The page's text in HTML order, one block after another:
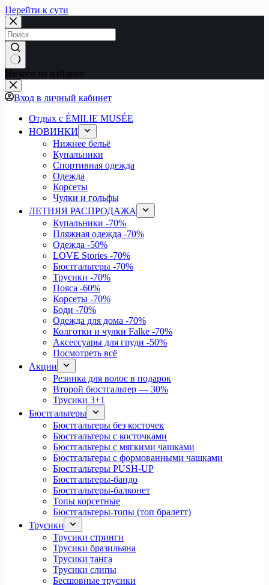
Перейти к сути
Ничего не найдено
Вход в личный кабинет
Отдых с ÉMILIE MUSÉE
НОВИНКИ
Нижнее бельё
Купальники
Спортивная одежда
Одежда
Корсеты
Чулки и гольфы
ЛЕТНЯЯ РАСПРОДАЖА
Купальники -70%
Пляжная одежда -70%
Одежда -50%
LOVE Stories -70%
Бюстгальтеры -70%
Трусики -70%
Пояса -60%
Корсеты -70%
Боди -70%
Одежда для дома -70%
Колготки и чулки Falke -70%
Аксессуары для груди -50%
Посмотреть всё
Акции
Резинка для волос в подарок
Второй бюстгальтер — 30%
Трусики 3+1
Бюстгальтеры
Бюстгальтеры без косточек
Бюстгальтеры с косточками
Бюстгальтеры с мягкими чашками
Бюстгальтеры с формованными чашками
Бюстгальтеры PUSH-UP
Бюстгальтеры-бандо
Бюстгальтеры-балконет
Топы корсетные
Бюстгальтеры-топы (топ бралетт)
Трусики
Трусики стринги
Трусики бразильяна
Трусики танга
Трусики слипы
Бесшовные трусики